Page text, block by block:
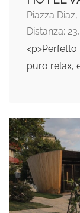
Piazza
Distanza:
puro relax,